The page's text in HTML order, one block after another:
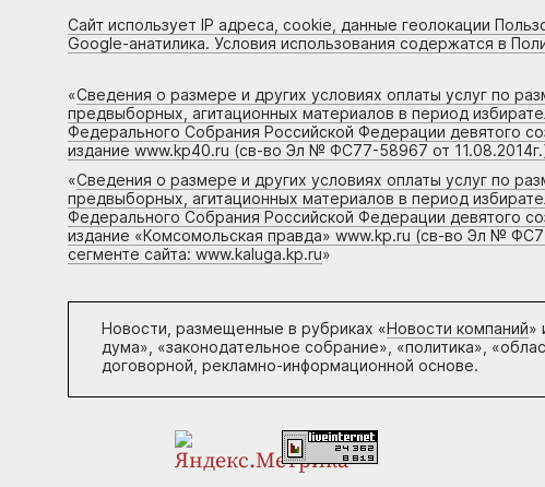
Сайт использует IP адреса, cookie, данные геолокации
Google-анатилика. Условия использования содержатся в
«Сведения о размере и других условиях оплаты услуг по
предвыборных, агитационных материалов в период
Федерального Собрания Российской Федерации девятого
издание www.kp40.ru (св-во Эл № ФС77-58967 от
«Сведения о размере и других условиях оплаты услуг по
предвыборных, агитационных материалов в период
Федерального Собрания Российской Федерации девятого
издание «Комсомольская правда» www.kp.ru (св-во Эл №
сегменте сайта: www.kaluga.kp.ru»
Новости, размещенные в рубриках «Новости компаний»
дума», «законодательное собрание», «политика»,
договорной, рекламно-информационной основе.